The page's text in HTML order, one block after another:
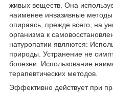
живых веществ. Она
наименее инвазивные методы
опираясь, прежде всего, на
организма к
натуропатии являются:
природы. Устранение не
болезни. Использование
терапевтических методов.
Эффективно действует при